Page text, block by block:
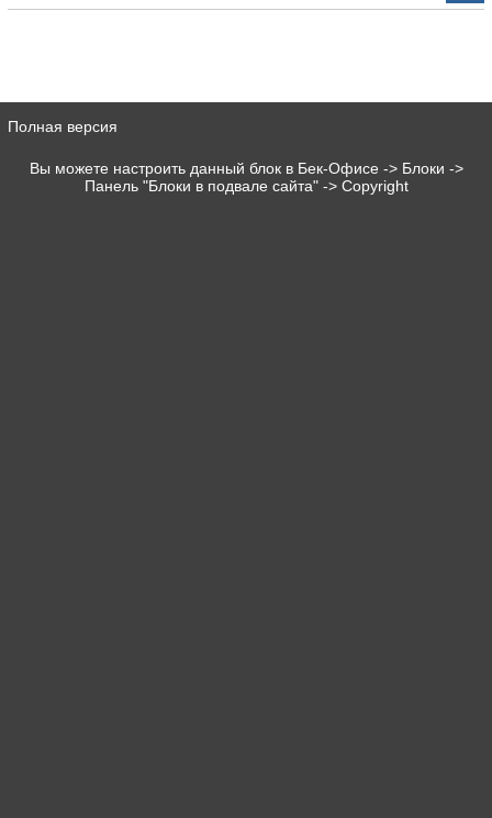
Полная версия
Вы можете настроить данный блок в Бек-Офисе -> Блоки ->
Панель "Блоки в подвале сайта" -> Copyright